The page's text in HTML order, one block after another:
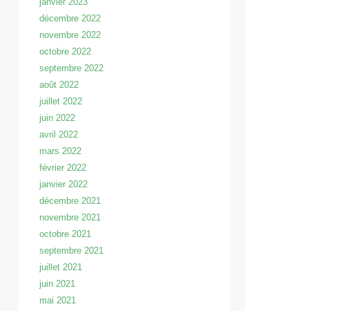
décembre 2022
novembre 2022
octobre 2022
septembre 2022
août 2022
juillet 2022
juin 2022
avril 2022
mars 2022
février 2022
janvier 2022
décembre 2021
novembre 2021
octobre 2021
septembre 2021
juillet 2021
juin 2021
mai 2021